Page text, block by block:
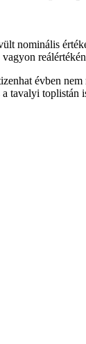
nominális
évben
tavalyi toplistán